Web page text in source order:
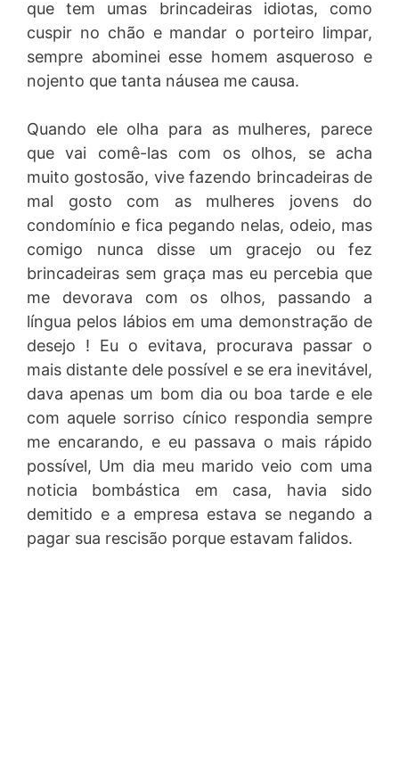
que tem umas brincadeiras idiotas, como
cuspir no chão e mandar o porteiro limpar,
sempre abominei esse homem asqueroso e
nojento que tanta náusea me causa.
Quando ele olha para as mulheres, parece
que vai comê-las com os olhos, se acha
muito gostosão, vive fazendo brincadeiras de
mal gosto com as mulheres jovens do
condomínio e fica pegando nelas, odeio, mas
comigo nunca disse um gracejo ou fez
brincadeiras sem graça mas eu percebia que
me devorava com os olhos, passando a
língua pelos lábios em uma demonstração de
desejo ! Eu o evitava, procurava passar o
mais distante dele possível e se era inevitável,
dava apenas um bom dia ou boa tarde e ele
com aquele sorriso cínico respondia sempre
me encarando, e eu passava o mais rápido
possível, Um dia meu marido veio com uma
noticia bombástica em casa, havia sido
demitido e a empresa estava se negando a
pagar sua rescisão porque estavam falidos.